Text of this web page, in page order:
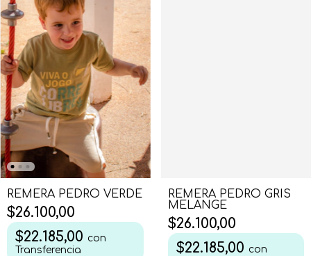
REMERA PEDRO VERDE
$26.100,00
$22.185,00 con
Transferencia
REMERA PEDRO GRIS
MELANGE
$26.100,00
$22.185,00 con